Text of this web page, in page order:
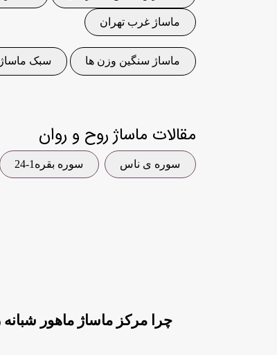
ماساژ غرب تهران
ماساژ سنگین وزن ها سبک ماساژ
مقالات ماساژ روح و روان
سوره ی ناس سوره بقره1-24
چرا مرکز ماساژ ماهور